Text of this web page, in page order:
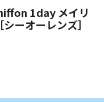
1day メイリ
ーオーレンズ］